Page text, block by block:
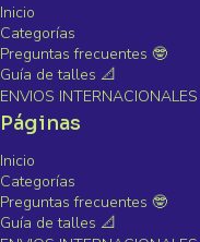
Inicio
Categorías
Preguntas frecuentes 🤓
Guía de talles 📐
ENVIOS
Páginas
Inicio
Categorías
Preguntas frecuentes 🤓
Guía de talles 📐